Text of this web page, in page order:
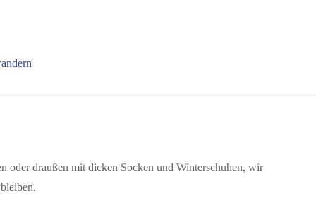
oder draußen mit dicken Socken und Winterschuhen, wir